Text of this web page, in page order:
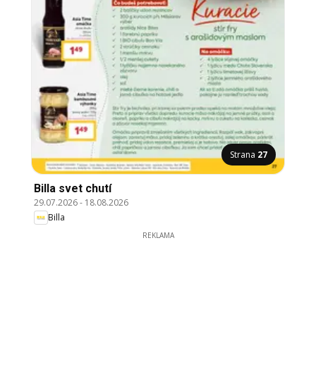
Strana 27
Billa svet chutí
29.07.2026- 18.08.2026
Billa
REKLAMA